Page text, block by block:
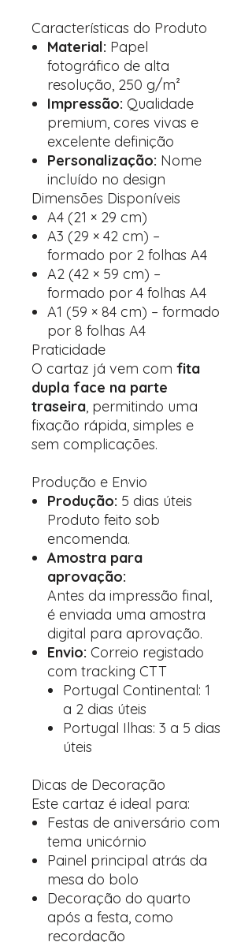
Características do Produto
Material: Papel
fotográfico de alta
resolução, 250 g/m²
Impressão: Qualidade
premium, cores vivas e
excelente definição
Personalização: Nome
incluído no design
Dimensões Disponíveis
A4 (21 × 29 cm)
A3 (29 × 42 cm) –
formado por 2 folhas A4
A2 (42 × 59 cm) –
formado por 4 folhas A4
A1 (59 × 84 cm) – formado
por 8 folhas A4
Praticidade
O cartaz já vem com fita
dupla face na parte
traseira, permitindo uma
fixação rápida, simples e
sem complicações.
Produção e Envio
Produção: 5 dias úteis
Produto feito sob
encomenda.
Amostra para
aprovação:
Antes da impressão final,
é enviada uma amostra
digital para aprovação.
Envio: Correio registado
com tracking CTT
Portugal Continental: 1
a 2 dias úteis
Portugal Ilhas: 3 a 5 dias
úteis
Dicas de Decoração
Este cartaz é ideal para:
Festas de aniversário com
tema unicórnio
Painel principal atrás da
mesa do bolo
Decoração do quarto
após a festa, como
recordação